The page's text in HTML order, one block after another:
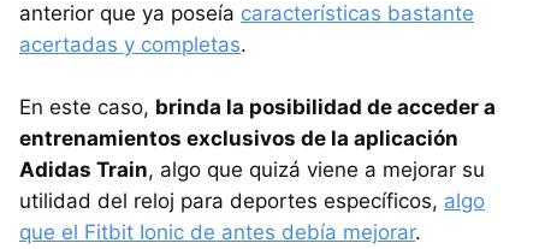
anterior que ya poseía características bastante
acertadas y completas.
En este caso, brinda la posibilidad de acceder a
entrenamientos exclusivos de la aplicación
Adidas Train, algo que quizá viene a mejorar su
utilidad del reloj para deportes específicos, algo
que el Fitbit Ionic de antes debía mejorar.